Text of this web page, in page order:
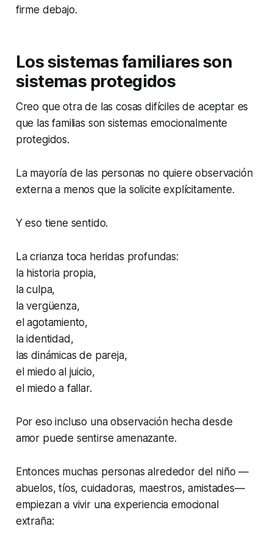
firme debajo.
Los sistemas familiares son
sistemas protegidos
Creo que otra de las cosas difíciles de aceptar es
que las familias son sistemas emocionalmente
protegidos.
La mayoría de las personas no quiere observación
externa a menos que la solicite explícitamente.
Y eso tiene sentido.
La crianza toca heridas profundas:
la historia propia,
la culpa,
la vergüenza,
el agotamiento,
la identidad,
las dinámicas de pareja,
el miedo al juicio,
el miedo a fallar.
Por eso incluso una observación hecha desde
amor puede sentirse amenazante.
Entonces muchas personas alrededor del niño —
abuelos, tíos, cuidadoras, maestros, amistades—
empiezan a vivir una experiencia emocional
extraña: